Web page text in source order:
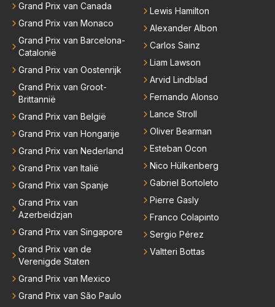
Grand Prix van Canada
Grand Prix van Monaco
Grand Prix van Barcelona-
Catalonië
Grand Prix van Oostenrijk
Grand Prix van Groot-
Brittannië
Grand Prix van België
Grand Prix van Hongarije
Grand Prix van Nederland
Grand Prix van Italië
Grand Prix van Spanje
Grand Prix van
Azerbeidzjan
Grand Prix van Singapore
Grand Prix van de
Verenigde Staten
Grand Prix van Mexico
Grand Prix van São Paulo
Lewis Hamilton
Alexander Albon
Carlos Sainz
Liam Lawson
Arvid Lindblad
Fernando Alonso
Lance Stroll
Oliver Bearman
Esteban Ocon
Nico Hülkenberg
Gabriel Bortoleto
Pierre Gasly
Franco Colapinto
Sergio Pérez
Valtteri Bottas